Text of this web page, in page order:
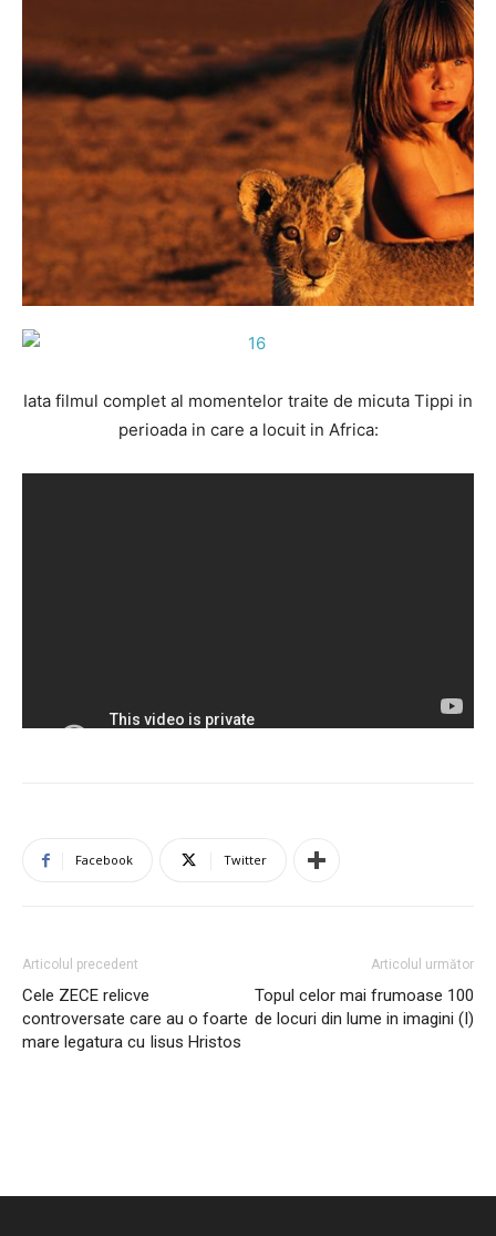
Iata filmul complet al momentelor traite de micuta Tippi in
perioada in care a locuit in Africa:
Facebook Twitter
Articolul precedent
Cele ZECE relicve
controversate care au o foarte
mare legatura cu Iisus Hristos
Articolul următor
Topul celor mai frumoase 100
de locuri din lume in imagini (I)